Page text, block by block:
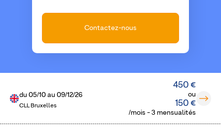
Contactez-nous
du05/10 au09/12/26
CLL Bruxelles
450 €
ou
150 €
/mois - 3 mensualités